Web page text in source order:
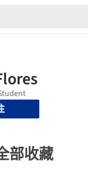
部收藏